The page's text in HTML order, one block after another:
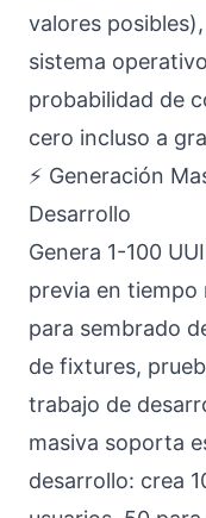
valores
sistema
probabilidad de
cero incluso a
⚡ Generación
Desarrollo
Genera 1-100
previa en
para sembrado
de fixtures,
trabajo de
masiva soporta
desarrollo: crea